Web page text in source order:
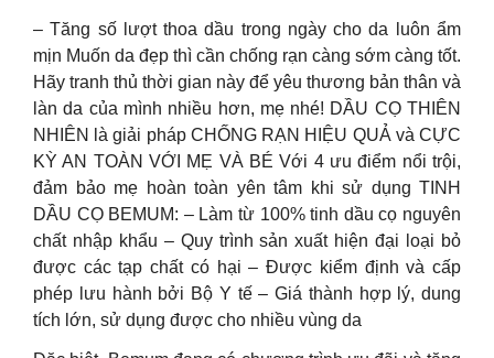
– Tăng số lượt thoa dầu trong ngày cho da luôn ẩm
mịn Muốn da đẹp thì cần chống rạn càng sớm càng tốt.
Hãy tranh thủ thời gian này để yêu thương bản thân và
làn da của mình nhiều hơn, mẹ nhé! DẦU CỌ THIÊN
NHIÊN là giải pháp CHỐNG RẠN HIỆU QUẢ và CỰC
KỲ AN TOÀN VỚI MẸ VÀ BÉ Với 4 ưu điểm nổi trội,
đảm bảo mẹ hoàn toàn yên tâm khi sử dụng TINH
DẦU CỌ BEMUM: – Làm từ 100% tinh dầu cọ nguyên
chất nhập khẩu – Quy trình sản xuất hiện đại loại bỏ
được các tạp chất có hại – Được kiểm định và cấp
phép lưu hành bởi Bộ Y tế – Giá thành hợp lý, dung
tích lớn, sử dụng được cho nhiều vùng da